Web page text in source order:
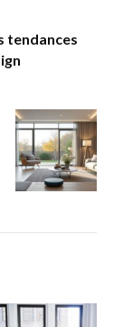
tendances